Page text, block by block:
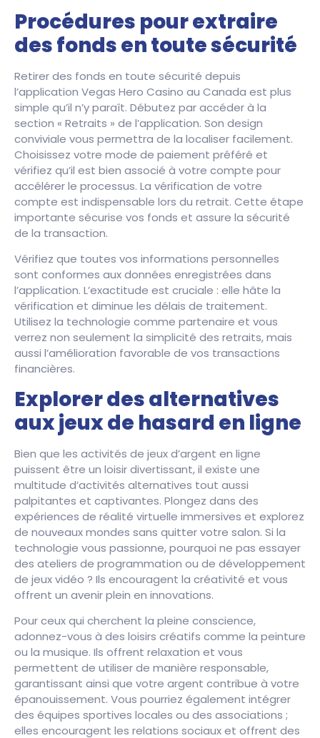
Procédures pour extraire
des fonds en toute sécurité
Retirer des fonds en toute sécurité depuis
l’application Vegas Hero Casino au Canada est plus
simple qu’il n’y paraît. Débutez par accéder à la
section « Retraits » de l’application. Son design
conviviale vous permettra de la localiser facilement.
Choisissez votre mode de paiement préféré et
vérifiez qu’il est bien associé à votre compte pour
accélérer le processus. La vérification de votre
compte est indispensable lors du retrait. Cette étape
importante sécurise vos fonds et assure la sécurité
de la transaction.
Vérifiez que toutes vos informations personnelles
sont conformes aux données enregistrées dans
l’application. L’exactitude est cruciale : elle hâte la
vérification et diminue les délais de traitement.
Utilisez la technologie comme partenaire et vous
verrez non seulement la simplicité des retraits, mais
aussi l’amélioration favorable de vos transactions
financières.
Explorer des alternatives
aux jeux de hasard en ligne
Bien que les activités de jeux d’argent en ligne
puissent être un loisir divertissant, il existe une
multitude d’activités alternatives tout aussi
palpitantes et captivantes. Plongez dans des
expériences de réalité virtuelle immersives et explorez
de nouveaux mondes sans quitter votre salon. Si la
technologie vous passionne, pourquoi ne pas essayer
des ateliers de programmation ou de développement
de jeux vidéo ? Ils encouragent la créativité et vous
offrent un avenir plein en innovations.
Pour ceux qui cherchent la pleine conscience,
adonnez-vous à des loisirs créatifs comme la peinture
ou la musique. Ils offrent relaxation et vous
permettent de utiliser de manière responsable,
garantissant ainsi que votre argent contribue à votre
épanouissement. Vous pourriez également intégrer
des équipes sportives locales ou des associations ;
elles encouragent les relations sociaux et offrent des